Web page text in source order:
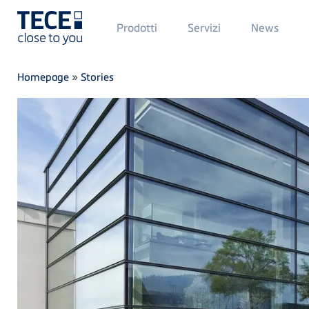
Skip to main content
Main
Menü
Prodotti Servizi News
Breadcrumb
Homepage » Stories